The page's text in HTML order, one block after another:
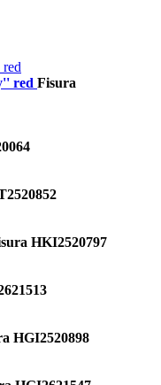
red Fisura
HKI2520797
HGI2520898